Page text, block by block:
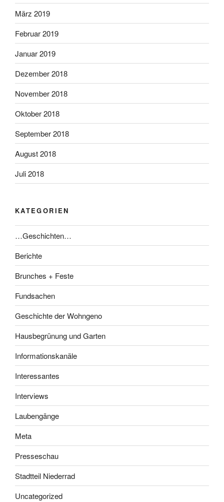
März 2019
Februar 2019
Januar 2019
Dezember 2018
November 2018
Oktober 2018
September 2018
August 2018
Juli 2018
KATEGORIEN
…Geschichten…
Berichte
Brunches + Feste
Fundsachen
Geschichte der Wohngeno
Hausbegrünung und Garten
Informationskanäle
Interessantes
Interviews
Laubengänge
Meta
Presseschau
Stadtteil Niederrad
Uncategorized